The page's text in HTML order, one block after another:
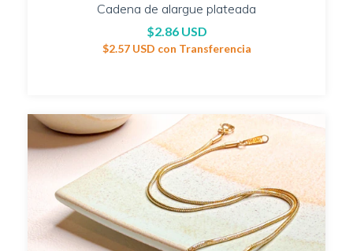
Cadena de alargue plateada
$2.86 USD
$2.57 USD con Transferencia